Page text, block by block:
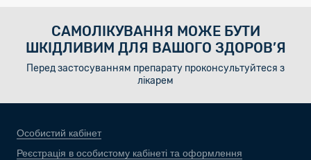
САМОЛІКУВАННЯ МОЖЕ БУТИ
ШКІДЛИВИМ ДЛЯ ВАШОГО ЗДОРОВ’Я
Перед застосуванням препарату проконсультуйтеся з
лікарем
Особистий кабінет
Реєстрація в особистому кабінеті та оформлення